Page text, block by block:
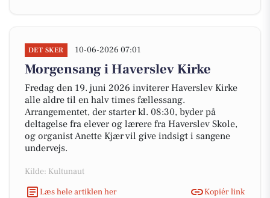
DET SKER 10-06-2026 07:01
Morgensang i Haverslev Kirke
Fredag den 19. juni 2026 inviterer Haverslev Kirke
alle aldre til en halv times fællessang.
Arrangementet, der starter kl. 08:30, byder på
deltagelse fra elever og lærere fra Haverslev Skole,
og organist Anette Kjær vil give indsigt i sangene
undervejs.
Kilde: Kultunaut
Læs hele artiklen her
Kopiér link